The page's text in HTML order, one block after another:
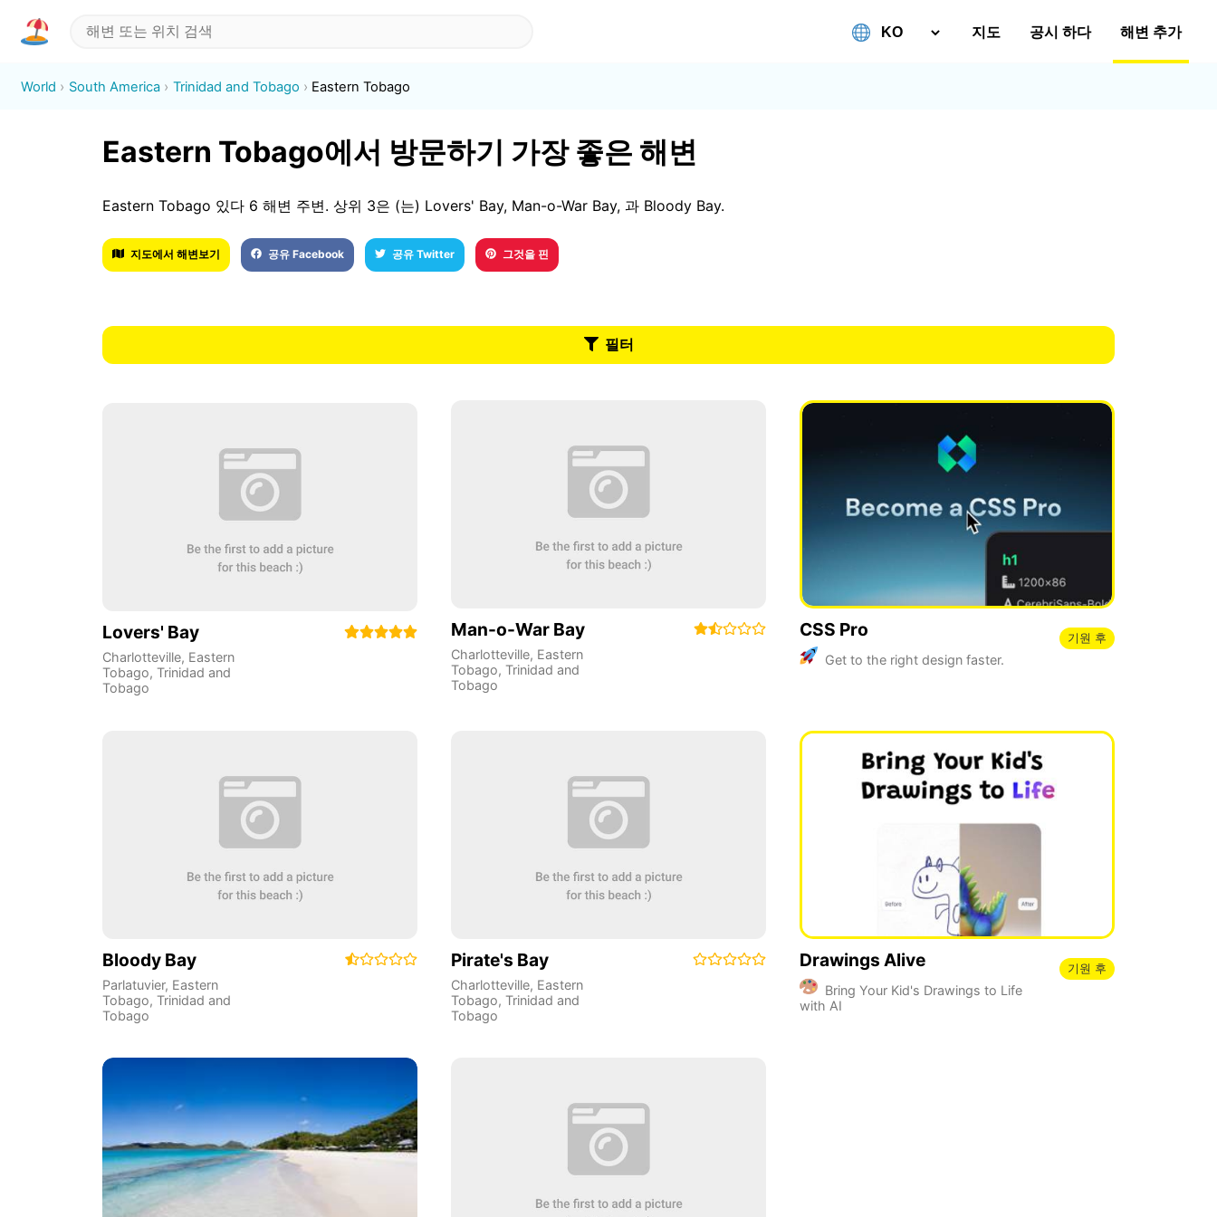
지도 공시 하다 해변 추가
World South America Trinidad and Tobago Eastern Tobago
Eastern Tobago에서 방문하기 가장 좋은 해변
Eastern Tobago 있다 6 해변 주변. 상위 3은 (는) Lovers' Bay, Man-o-War Bay, 과 Bloody Bay.
지도에서 해변보기 공유 Facebook 공유 Twitter 그것을 핀
필터
Lovers' Bay
Charlotteville, Eastern
Tobago, Trinidad and
Tobago
Man-o-War Bay
Charlotteville, Eastern
Tobago, Trinidad and
Tobago
CSS Pro
Get to the right design faster.
기원 후
Bloody Bay
Parlatuvier, Eastern
Tobago, Trinidad and
Tobago
Pirate's Bay
Charlotteville, Eastern
Tobago, Trinidad and
Tobago
Drawings Alive
Bring Your Kid's Drawings to Life
with AI
기원 후